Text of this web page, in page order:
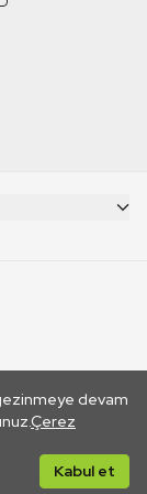
devam
Çerez
Kabul et
gidilen dış